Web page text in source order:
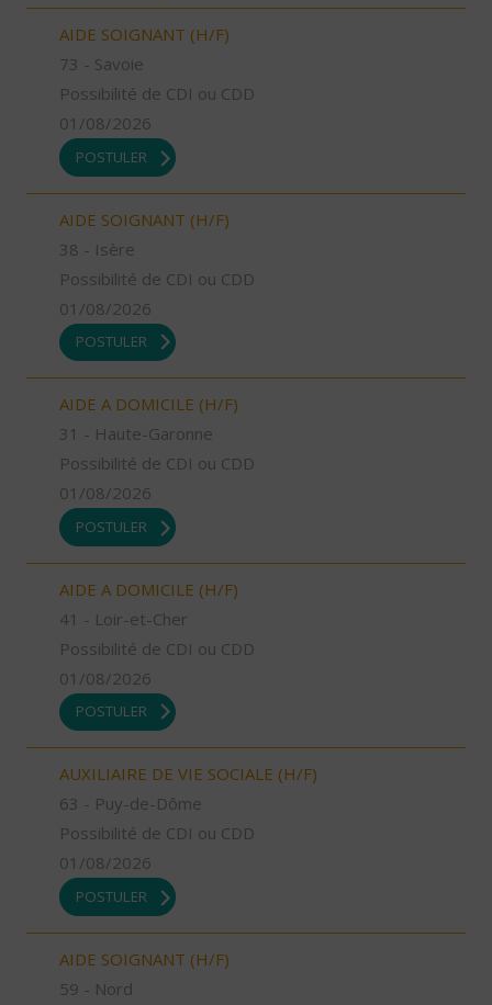
AIDE SOIGNANT (H/F)
73 - Savoie
Possibilité de CDI ou CDD
01/08/2026
POSTULER
AIDE SOIGNANT (H/F)
38 - Isère
Possibilité de CDI ou CDD
01/08/2026
POSTULER
AIDE A DOMICILE (H/F)
31 - Haute-Garonne
Possibilité de CDI ou CDD
01/08/2026
POSTULER
AIDE A DOMICILE (H/F)
41 - Loir-et-Cher
Possibilité de CDI ou CDD
01/08/2026
POSTULER
AUXILIAIRE DE VIE SOCIALE (H/F)
63 - Puy-de-Dôme
Possibilité de CDI ou CDD
01/08/2026
POSTULER
AIDE SOIGNANT (H/F)
59 - Nord